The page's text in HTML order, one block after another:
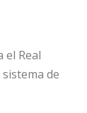
el Real
de